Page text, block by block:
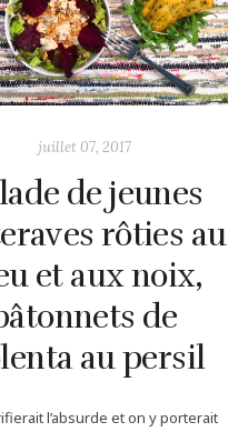
juillet 07, 2017
de jeunes
rôties au
et aux noix,
de
au persil
l’absurde et on y porterait